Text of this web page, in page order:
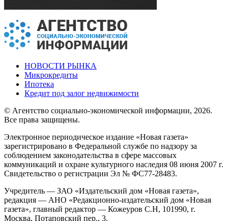
НОВОСТИ РЫНКА
Микрокредиты
Ипотека
Кредит под залог недвижимости
© Агентство социально-экономической информации, 2026.
Все права защищены.
Электронное периодическое издание «Новая газета»
зарегистрировано в Федеральной службе по надзору за
соблюдением законодательства в сфере массовых
коммуникаций и охране культурного наследия 08 июня 2007 г.
Свидетельство о регистрации Эл № ФС77-28483.
Учредитель — ЗАО «Издательский дом «Новая газета»,
редакция — АНО «Редакционно-издательский дом «Новая
газета», главный редактор — Кожеуров С.Н, 101990, г.
Москва, Потаповский пер., 3.